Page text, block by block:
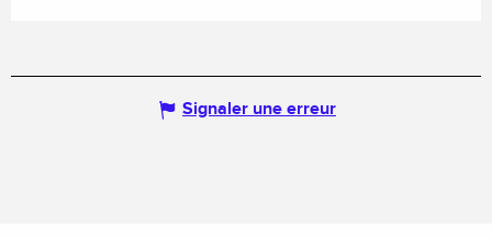
Signaler une erreur